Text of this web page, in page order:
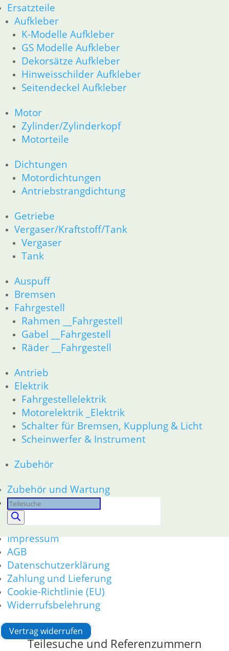
Ersatzteile
Aufkleber
K-Modelle Aufkleber
GS Modelle Aufkleber
Dekorsätze Aufkleber
Hinweisschilder Aufkleber
Seitendeckel Aufkleber
Motor
Zylinder/Zylinderkopf
Motorteile
Dichtungen
Motordichtungen
Antriebstrangdichtung
Getriebe
Vergaser/Kraftstoff/Tank
Vergaser
Tank
Auspuff
Bremsen
Fahrgestell
Rahmen __Fahrgestell
Gabel __Fahrgestell
Räder __Fahrgestell
Antrieb
Elektrik
Fahrgestellelektrik
Motorelektrik _Elektrik
Schalter für Bremsen, Kupplung & Licht
Scheinwerfer & Instrument
Zubehör
Zubehör und Wartung
Products
search
Aufkleber
K-Modelle Aufkleber
GS Modelle Aufkleber
Dekorsätze Aufkleber
Hinweisschilder Aufkleber
Seitendeckel Aufkleber
Motor
Dichtungen
Motordichtungen
Antriebstrangdichtung
Vergaser/Kraftstoff/Tank
Vergaser
Tank
Bremsen
Fahrgestell
Rahmen __Fahrgestell
Gabel __Fahrgestell
Räder __Fahrgestell
Elektrik
Fahrgestellelektrik
Motorelektrik _Elektrik
Schalter für Bremsen, Kupplung & Licht
Scheinwerfer & Instrument
Zubehör
Zubehör und Wartung
search
Alle Preise inkl. der gesetzl. MwSt. und zzgl. Versand_
Service
Kontakt
Warenkorb
Links
Newsletter Anmeldung
Newsletter Abmeldung
Information
Impressum
AGB
Datenschutzerklärung
Zahlung und Lieferung
Cookie-Richtlinie (EU)
Widerrufsbelehrung
Vertrag widerrufen
Teilesuche und Referenzummern